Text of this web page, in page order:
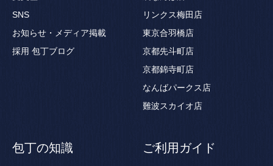
SNS
お知らせ・メディア掲載
採用 包丁ブログ
リンクス梅田店
東京合羽橋店
京都先斗町店
京都錦寺町店
なんばパークス店
難波スカイオ店
包丁の知識 ご利用ガイド